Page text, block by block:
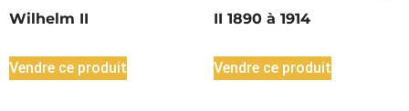
Wilhelm II
Vendre ce produit
II 1890 à 1914
Vendre ce produit